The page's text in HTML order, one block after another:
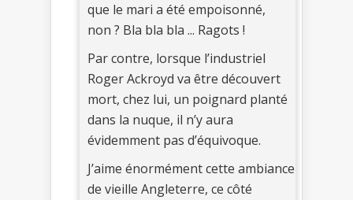
que le mari a été empoisonné,
non ? Bla bla bla ... Ragots !
Par contre, lorsque l’industriel
Roger Ackroyd va être découvert
mort, chez lui, un poignard planté
dans la nuque, il n’y aura
évidemment pas d’équivoque.
J’aime énormément cette ambiance
de vieille Angleterre, ce côté